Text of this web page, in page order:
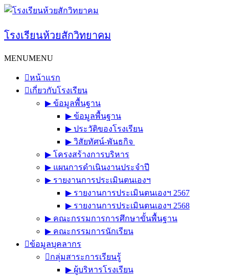
Skip
โรงเรียนห้วยสักวิทยาคม
MENUMENU
หน้าแรก
เกี่ยวกับโรงเรียน
▶︎ ข้อมูลพื้นฐาน
▶︎ ข้อมูลพื้นฐาน
▶︎ ประวัติของโรงเรียน
▶︎ วิสัยทัศน์-พันธกิจ
▶︎ โครงสร้างการบริหาร
▶︎ แผนการดำเนินงานประจำปี
▶︎ รายงานการประเมินตนเองฯ
▶︎ รายงานการประเมินตนเองฯ 2567
▶︎ รายงานการประเมินตนเองฯ 2568
▶︎ คณะกรรมการการศึกษาขั้นพื้นฐาน
▶︎ คณะกรรมการนักเรียน
ข้อมูลบุคลากร
กลุ่มสาระการเรียนรู้
▶︎ ผู้บริหารโรงเรียน